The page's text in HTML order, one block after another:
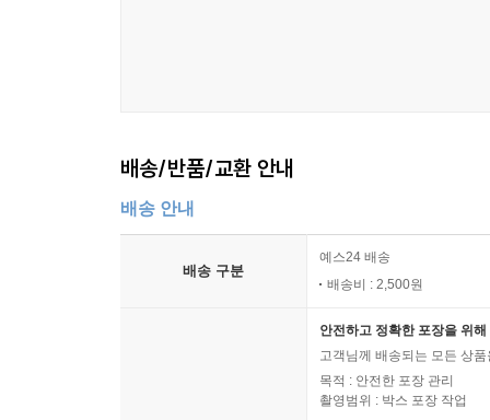
배송/반품/교환 안내
배송 안내
배송 구분
예스24 배송
배송비 : 2,500원
안전하고 정확한 포장을 위
고객님께 배송되는 모든 상
목적 : 안전한 포장 관리
촬영범위 : 박스 포장 작업